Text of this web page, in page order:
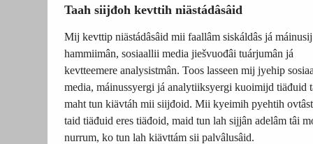
Taah siijđoh kevttih niästádâsâid
Mij kevttip niästádâsâid mii faallâm siskáldâs já máinusij
hammiimân, sosiaallii media jiešvuođâi tuárjumân já
kevtteemere analysistmân. Toos lasseen mij jyehip
media, máinussyergi já analytiiksyergi kuoimijd tiäđuid
maht tun kiävtáh mii siijđoid. Mii kyeimih pyehtih
taid tiäđuid eres tiäđoid, maid tun lah sijjân adelâm tâi
nurrum, ko tun lah kiävttám sii palvâlusâid.